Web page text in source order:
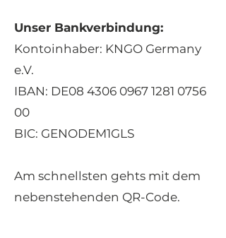
Unser Bankverbindung:
Kontoinhaber: KNGO Germany
e.V.
IBAN: DE08 4306 0967 1281 0756
00
BIC: GENODEM1GLS
Am schnellsten gehts mit dem
nebenstehenden QR-Code.